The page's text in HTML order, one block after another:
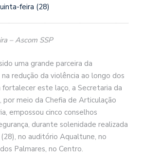
feira (28)
– Ascom SSP
uma grande parceira da
redução da violência ao longo dos
fortalecer este laço, a Secretaria da
por meio da Chefia de Articulação
empossou cinco conselhos
durante solenidade realizada
no auditório Aqualtune, no
Palmares, no Centro.